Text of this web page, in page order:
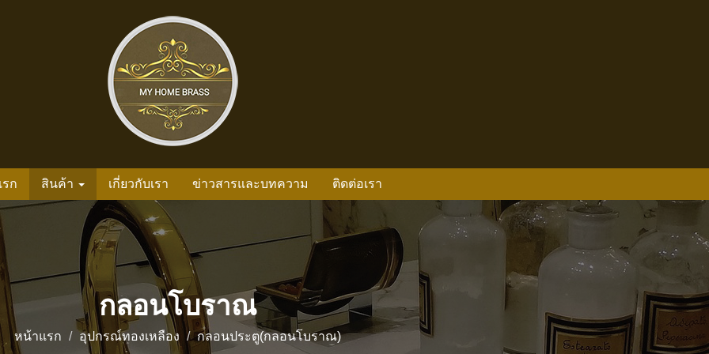
ก สินค้า เกี่ยวกับเรา ข่าวสารและบทความ ติดต่อเรา
กลอนโบราณ
หน้าแรก อุปกรณ์ทองเหลือง กลอนประตู(กลอนโบราณ)